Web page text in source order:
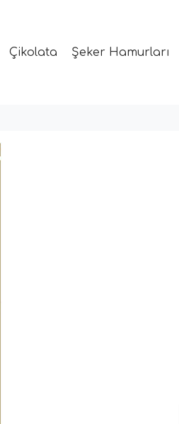
Çikolata Şeker Hamurları